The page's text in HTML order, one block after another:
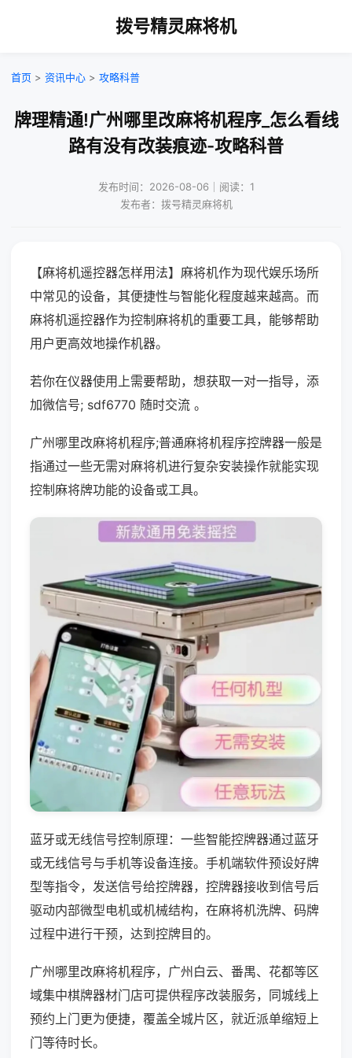
拨号精灵麻将机
首页 > 资讯中心 > 攻略科普
牌理精通!广州哪里改麻将机程序_怎么看线
路有没有改装痕迹-攻略科普
发布时间：2026-08-06｜阅读：1
发布者：拨号精灵麻将机
【麻将机遥控器怎样用法】麻将机作为现代娱乐场所
中常见的设备，其便捷性与智能化程度越来越高。而
麻将机遥控器作为控制麻将机的重要工具，能够帮助
用户更高效地操作机器。
若你在仪器使用上需要帮助，想获取一对一指导，添
加微信号; sdf6770 随时交流 。
广州哪里改麻将机程序;普通麻将机程序控牌器一般是
指通过一些无需对麻将机进行复杂安装操作就能实现
控制麻将牌功能的设备或工具。
蓝牙或无线信号控制原理：一些智能控牌器通过蓝牙
或无线信号与手机等设备连接。手机端软件预设好牌
型等指令，发送信号给控牌器，控牌器接收到信号后
驱动内部微型电机或机械结构，在麻将机洗牌、码牌
过程中进行干预，达到控牌目的。
广州哪里改麻将机程序，广州白云、番禺、花都等区
域集中棋牌器材门店可提供程序改装服务，同城线上
预约上门更为便捷，覆盖全城片区，就近派单缩短上
门等待时长。